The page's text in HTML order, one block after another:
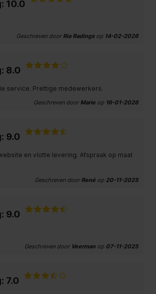
10.0
Geschreven door Ria Radingsop 14-02-2026
8.0
service. Prettige medewerkers.
Geschreven door Marie op 16-01-2026
9.0
en vlotte levering. Afspraak op maat
Geschreven door René op 20-11-2025
9.0
Geschreven door Veerman op 07-11-2025
7.0